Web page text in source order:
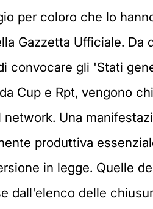
per coloro che lo
Gazzetta Ufficiale. Da
convocare gli 'Stati
Cup e Rpt, vengono
Una
produttiva
in legge. Quelle
dall'elenco delle